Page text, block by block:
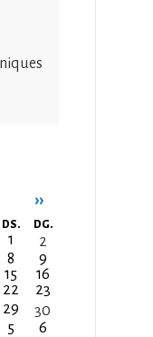
››
DS. DG.
1
2
8
9
15
16
22
23
29
30
5 6